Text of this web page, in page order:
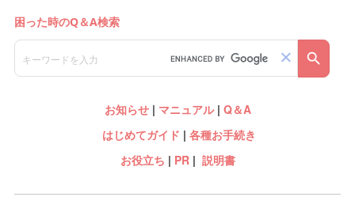
お知らせ| マニュアル| Q＆A
はじめてガイド | 各種お手続き
お役立ち | PR| 説明書